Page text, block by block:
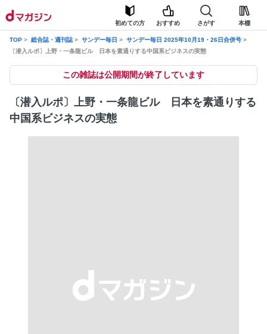
初めての方 おすすめ さがす 本棚
TOP 総合誌・週刊誌 サンデー毎日
サンデー毎日 2025年10月19・26日合併号
〔潜入ルポ〕上野・一条龍ビル 日本を素通りする中国系ビジネスの実態
この雑誌は公開期間が終了しています
〔潜入ルポ〕上野・一条龍ビル 日本を素通りする
中国系ビジネスの実態